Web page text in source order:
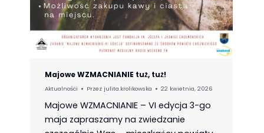
Majowe WZMACNIANIE tuż, tuż!
Aktualności Przezjulita.krolikowska 22 kwietnia, 2026
Majowe WZMACNIANIE – VI edycja 3-go
maja zapraszamy na zwiedzanie